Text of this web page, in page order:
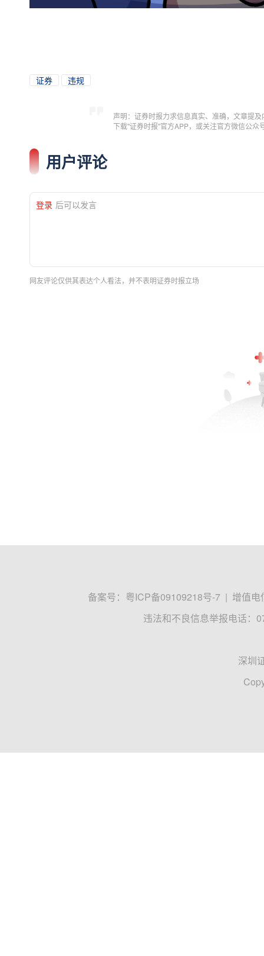
证券 违规
声明：证券时报力求信息真实、准确，文章提
下载"证券时报"官方APP，或关注官方微信公
用户评论
登录 后可以发言
网友评论仅供其表达个人看法，并不表明证券时报立场
备案号： 粤ICP备09109218号-7 | 增值电
违法和不良信息举报电话：
深圳